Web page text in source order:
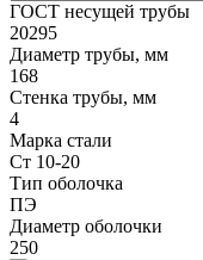
ГОСТ несущей трубы
20295
Диаметр трубы, мм
168
Стенка трубы, мм
4
Марка стали
Ст 10-20
Тип оболочка
ПЭ
Диаметр оболочки
250